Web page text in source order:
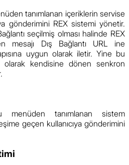
tanımlanan içeriklerin servise
gönderimini REX sistemi yönetir.
seçilmiş olması halinde REX
mesajı Dış Bağlantı URL ine
uygun olarak iletir. Yine bu
olarak kendisine dönen senkron
menüden tanımlanan sistem
geçen kullanıcıya gönderimini